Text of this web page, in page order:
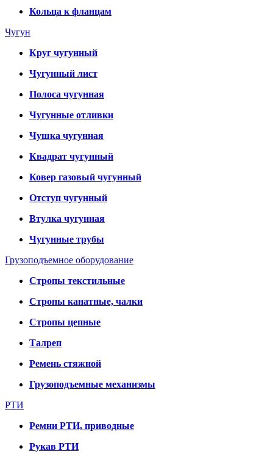
Кольца к фланцам
Чугун
Круг чугунный
Чугунный лист
Полоса чугунная
Чугунные отливки
Чушка чугунная
Квадрат чугунный
Ковер газовый чугунный
Отступ чугунный
Втулка чугунная
Чугунные трубы
Грузоподъемное оборудование
Стропы текстильные
Стропы канатные, чалки
Стропы цепные
Талреп
Ремень стяжной
Грузоподъемные механизмы
РТИ
Ремни РТИ, приводные
Рукав РТИ